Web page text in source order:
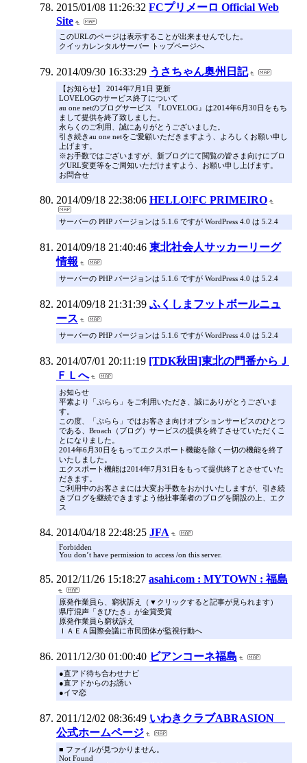
2015/01/08 11:26:32 FCプリメーロ Official Web
Site
このURLのページは表示することが出来ませんでした。
クイッカレンタルサーバー トップページへ
2014/09/30 16:33:29 うさちゃん奥州日記
【お知らせ】 2014年7月1日 更新
LOVELOGのサービス終了について
au one netのブログサービス 『LOVELOG』は2014年6月30日をもち
まして提供を終了致しました。
永らくのご利用、誠にありがとうございました。
引き続きau one netをご愛顧いただきますよう、よろしくお願い申し
上げます。
※お手数ではございますが、新ブログにて閲覧の皆さま向けにブロ
グURL変更等をご周知いただけますよう、お願い申し上げます。
お問合せ
2014/09/18 22:38:06 HELLO!FC PRIMEIRO
サーバーの PHP バージョンは 5.1.6 ですが WordPress 4.0 は 5.2.4
2014/09/18 21:40:46 東北社会人サッカーリーグ
情報
サーバーの PHP バージョンは 5.1.6 ですが WordPress 4.0 は 5.2.4
2014/09/18 21:31:39 ふくしまフットボールニュ
ース
サーバーの PHP バージョンは 5.1.6 ですが WordPress 4.0 は 5.2.4
2014/07/01 20:11:19 [TDK秋田]東北の門番からＪ
ＦＬへ
お知らせ
平素より「ぷらら」をご利用いただき、誠にありがとうございま
す。
この度、「ぷらら」ではお客さま向けオプションサービスのひとつ
である、Broach（ブログ）サービスの提供を終了させていただくこ
とになりました。
2014年6月30日をもってエクスポート機能を除く一切の機能を終了
いたしました。
エクスポート機能は2014年7月31日をもって提供終了とさせていた
だきます。
ご利用中のお客さまには大変お手数をおかけいたしますが、引き続
きブログを継続できますよう他社事業者のブログを開設の上、エク
ス
2014/04/18 22:48:25 JFA
Forbidden
You don’t have permission to access /on this server.
2012/11/26 15:18:27 asahi.com : MYTOWN : 福島
原発作業員ら、窮状訴え（▼クリックすると記事が見られます）
県庁混声「きびたき」が金賞受賞
原発作業員ら窮状訴え
ＩＡＥＡ国際会議に市民団体が監視行動へ
2011/12/30 01:00:40 ビアンコーネ福島
●直アド待ち合わせナビ
●直アドからのお誘い
●イマ恋
2011/12/02 08:36:49 いわきクラブABRASION
公式ホームページ
■ ファイルが見つかりません。
Not Found